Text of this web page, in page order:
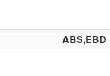
ABS,EBD